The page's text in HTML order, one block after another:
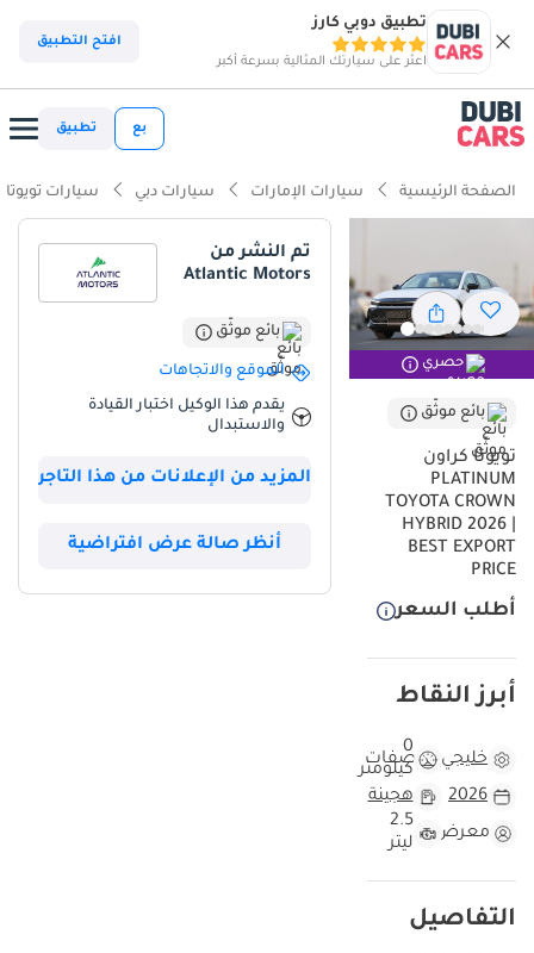
تطبيق دوبي كارز
اعثر على سيارتك المثالية بسرعة أكبر
افتح التطبيق
بع تطبيق
الصفحة الرئيسية سيارات الإمارات سيارات دبي سيارات تويوتا
حصري
بائع موثّق
تويوتا كراون
PLATINUM
TOYOTA CROWN
HYBRID 2026 |
BEST EXPORT
PRICE
أطلب السعر
أبرز النقاط
خليجي مواصفات
0
كيلومتر
2026
هجينة
معرض
2.5
ليتر
التفاصيل
تم النشر من
Atlantic Motors
بائع موثّق
الموقع والاتجاهات
يقدم هذا الوكيل اختبار القيادة
والاستبدال
المزيد من الإعلانات من هذا التاجر
أنظر صالة عرض افتراضية